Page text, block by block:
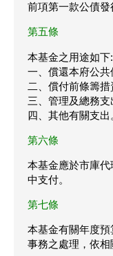
前項第一款公債發
第五條
本基金之用途如下:
一、償還本府公共
二、償付前條籌
三、管理及總務支
四、其他有關支出
第六條
本基金應於市庫
中支付。
第七條
本基金有關年度
事務之處理，依相